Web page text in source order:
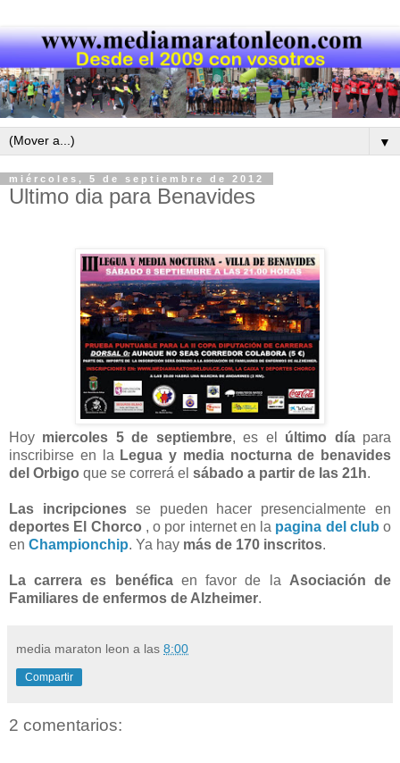
▼
miércoles, 5 de septiembre de 2012
Ultimo dia para Benavides
Hoy miercoles 5 de septiembre, es el último díapara
inscribirse en la Legua y media nocturna de benavides
del Orbigo que se correrá el sábado a partir de las 21h.
Las incripcionesse pueden hacer presencialmente en
deportes El Chorco , o por internet en la pagina del club o
en Championchip. Ya hay más de 170 inscritos.
La carrera es benéficaen favor de la Asociación de
Familiares de enfermos de Alzheimer.
media maraton leon a las 8:00
Compartir
2 comentarios: